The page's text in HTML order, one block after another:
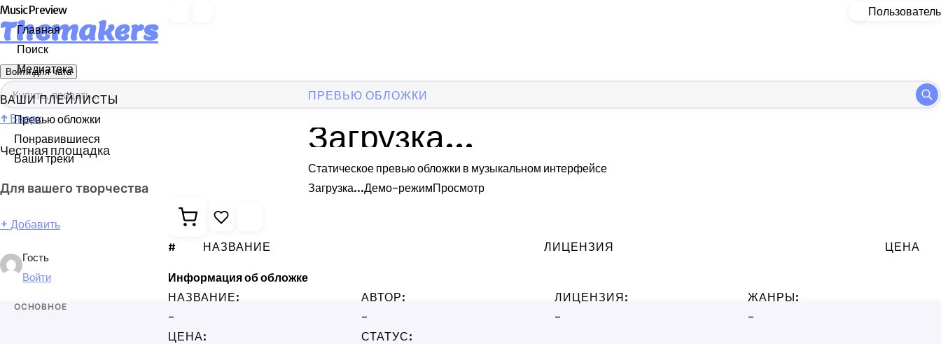
Themakers
Войти для чата
↑ Вверх
Честная площадка
Для вашего творчества
+ Добавить
Гость
Войти
ОСНОВНОЕ
Music Preview
Главная
Поиск
Медиатека
ВАШИ ПЛЕЙЛИСТЫ
Превью обложки
Понравившиеся
Ваши треки
Пользователь
ПРЕВЬЮ ОБЛОЖКИ
Загрузка...
Статическое превью обложки в музыкальном интерфейсе
Загрузка...Демо-режимПросмотр
# НАЗВАНИЕ ЛИЦЕНЗИЯ ЦЕНА
Информация об обложке
НАЗВАНИЕ:
-
АВТОР:
-
ЛИЦЕНЗИЯ:
-
ЖАНРЫ:
-
ЦЕНА:
СТАТУС: